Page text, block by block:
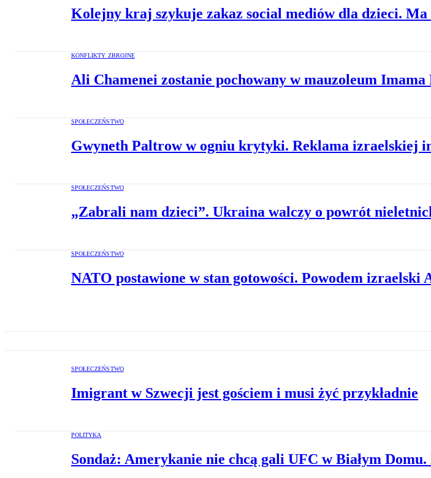
Kolejny kraj szykuje zakaz social mediów dla dzieci.
KONFLIKTY ZBROJNE
Ali Chamenei zostanie pochowany w mauzoleum Imama
SPOŁECZEŃSTWO
Gwyneth Paltrow w ogniu krytyki. Reklama izraelskiej
SPOŁECZEŃSTWO
„Zabrali nam dzieci”. Ukraina walczy o powrót
SPOŁECZEŃSTWO
NATO postawione w stan gotowości. Powodem izraelski
SPOŁECZEŃSTWO
Imigrant w Szwecji jest gościem i musi żyć przykładnie
POLITYKA
Sondaż: Amerykanie nie chcą gali UFC w Białym